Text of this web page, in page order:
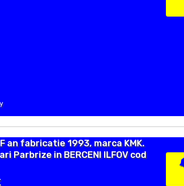
an fabricatie 1993, marca KMK.
Parbrize in BERCENI ILFOV cod